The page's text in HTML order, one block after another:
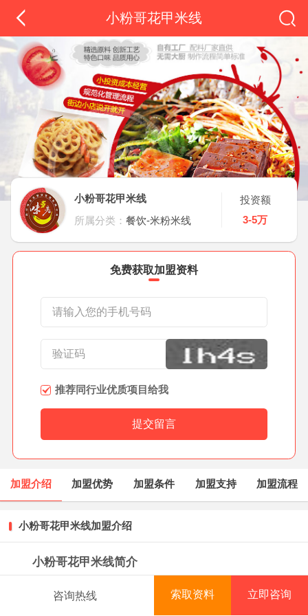
小粉哥花甲米线
小粉哥花甲米线
所属分类：餐饮-米粉米线
投资额
3-5万
免费获取加盟资料
推荐同行业优质项目给我
加盟介绍 加盟优势 加盟条件 加盟支持 加盟流程
小粉哥花甲米线加盟介绍
小粉哥花甲米线简介
专注于小吃品牌推广、加盟、小吃技术研发，餐饮
咨询热线 索取资料 立即咨询
首页